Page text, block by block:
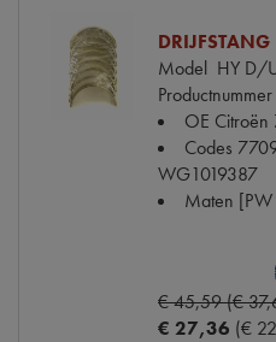
DRIJFSTANG
Model HY D/
Productnummer
OE Citroën
Codes
WG1019387
Maten
€ 45,59 (€
€ 27,36 (€